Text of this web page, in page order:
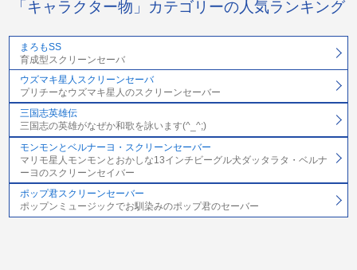
「キャラクター物」カテゴリーの人気ランキング
まろもSS
育成型スクリーンセーバ
ウズマキ星人スクリーンセーバ
プリチーなウズマキ星人のスクリーンセーバー
三国志英雄伝
三国志の英雄がなぜか和歌を詠います(^_^;)
モンモンとベルナーヨ・スクリーンセーバー
マリモ星人モンモンとおかしな13インチビーグル犬ダッタラタ・ベルナ
ーヨのスクリーンセイバー
ポップ君スクリーンセーバー
ポップンミュージックでお馴染みのポップ君のセーバー